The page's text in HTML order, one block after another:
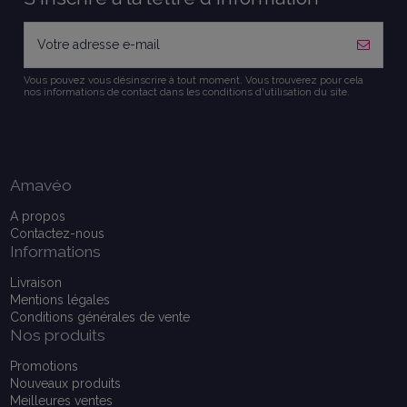
Vous pouvez vous désinscrire à tout moment. Vous trouverez pour cela
nos informations de contact dans les conditions d'utilisation du site.
Amavéo
A propos
Contactez-nous
Informations
Livraison
Mentions légales
Conditions générales de vente
Nos produits
Promotions
Nouveaux produits
Meilleures ventes